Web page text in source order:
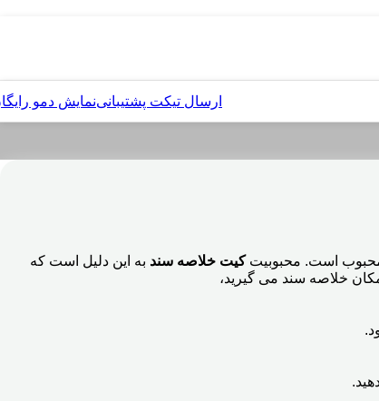
ارسال تیکت پشتیبانینمایش دمو
محبوب است. محبوبیتکیت خلاصه سند به این دلیل است که
خلاصه سند می گیرید،